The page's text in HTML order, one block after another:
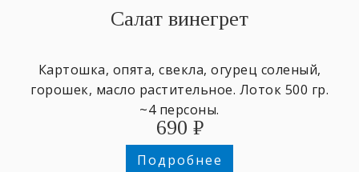
Салат винегрет
Картошка, опята, свекла, огурец соленый,
горошек, масло растительное. Лоток 500 гр.
~4 персоны.
690 ₽
Подробнее